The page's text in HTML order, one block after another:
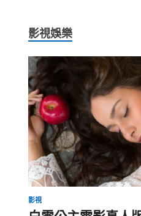
影視娛樂
影視